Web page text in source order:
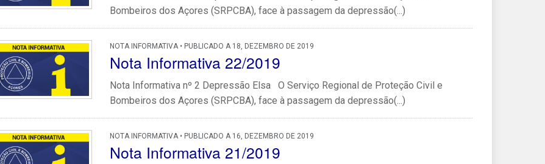
Bombeiros dos Açores (SRPCBA), face à passagem da depressão(...)
NOTA INFORMATIVA • PUBLICADO A 18, DEZEMBRO DE 2019
Nota Informativa 22/2019
Nota Informativa nº 2 Depressão Elsa O Serviço Regional de Proteção Civil e
Bombeiros dos Açores (SRPCBA), face à passagem da depressão(...)
NOTA INFORMATIVA • PUBLICADO A 16, DEZEMBRO DE 2019
Nota Informativa 21/2019